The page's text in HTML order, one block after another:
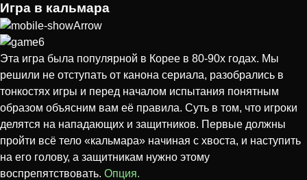
Игра в кальмара
Эта игра была популярной в Корее в 80-90х годах. Мы
решили не отступать от канона сериала, разобрались в
тонкостях игры и перед началом испытания понятным
образом объясним вам её правила. Суть в том, что игроки
делятся на нападающих и защитников. Первые должны
пройти всё тело «кальмара» начиная с хвоста, и наступить
на его голову, а защитникам нужно этому
воспрепятствовать. Опция.